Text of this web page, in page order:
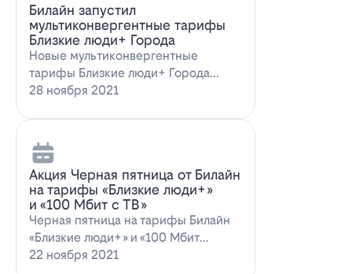
Билайн запустил
мультиконвергентные тарифы
Близкие люди+ Города
Новые мультиконвергентные
тарифы Близкие люди+ Города
от БилайнОператор Билайн радует
28 ноября 2021
Акция Черная пятница от Билайн
на тарифы «Близкие люди+»
и «100 Мбит с ТВ»
Черная пятница на тарифы Билайн
«Близкие люди+» и «100 Мбит
с ТВ»Билайн пред…
22 ноября 2021